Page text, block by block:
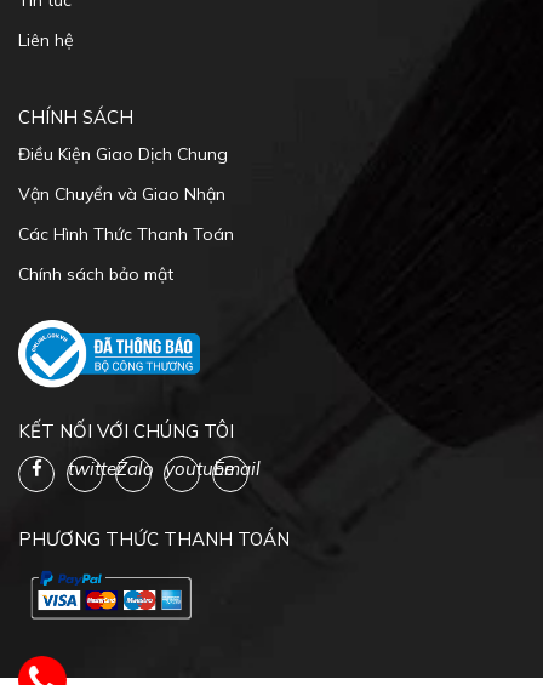
Liên hệ
CHÍNH SÁCH
Điều Kiện Giao Dịch Chung
Vận Chuyển và Giao Nhận
Các Hình Thức Thanh Toán
Chính sách bảo mật
KẾT NỐI VỚI CHÚNG TÔI
twitterZalo youtubeEmail
PHƯƠNG THỨC THANH TOÁN